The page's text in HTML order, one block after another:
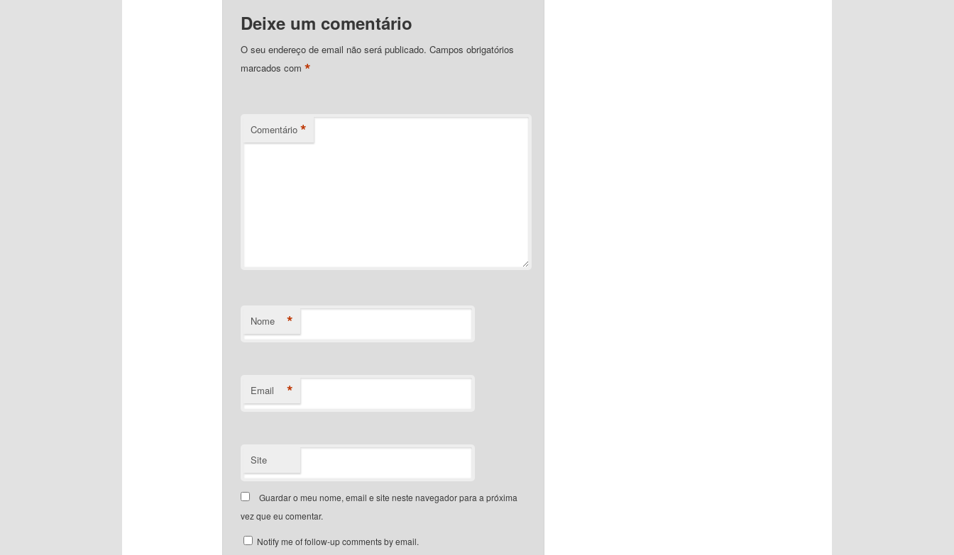
Deixe um comentário
O seu endereço de email não será publicado. Campos obrigatórios
marcados com *
Comentário *
Nome *
Email *
Site
Guardar o meu nome, email e site neste navegador para a próxima
vez que eu comentar.
Notify me of follow-up comments by email.